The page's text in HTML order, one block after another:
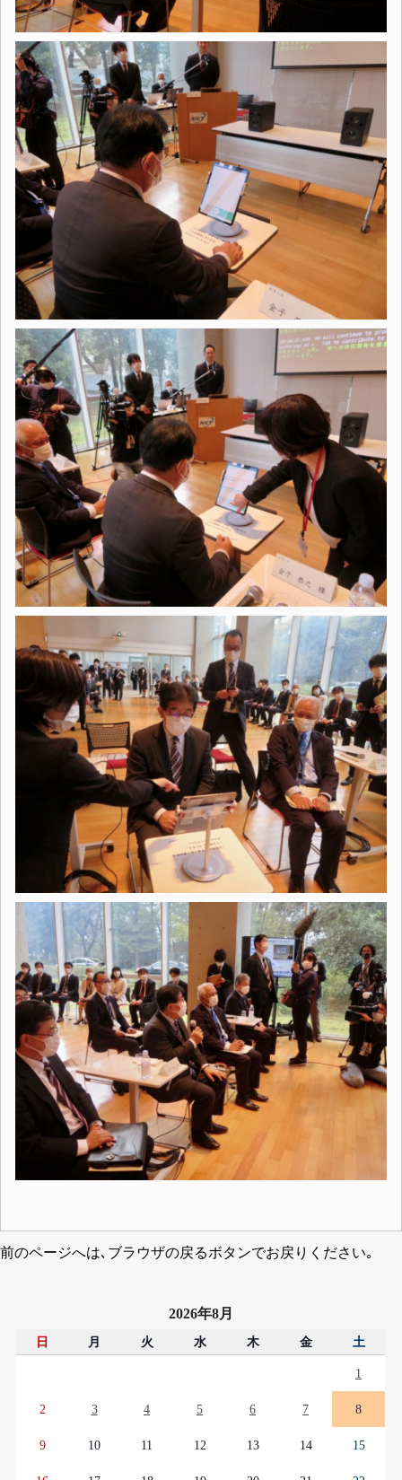
前のページへは､ブラウザの戻るボタンでお戻りください｡
2026年8月
日 月 火 水 木 金 土
1
2 3 4 5 6 7 8
9 10 11 12 13 14 15